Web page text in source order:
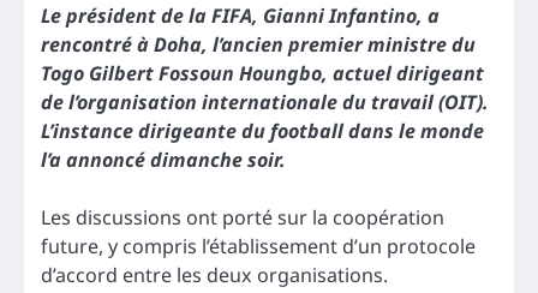
Le président de la FIFA, Gianni Infantino, a
rencontré à Doha, l’ancien premier ministre du
Togo Gilbert Fossoun Houngbo, actuel dirigeant
de l’organisation internationale du travail (OIT).
L’instance dirigeante du football dans le monde
l’a annoncé dimanche soir.
Les discussions ont porté sur la coopération
future, y compris l’établissement d’un protocole
d’accord entre les deux organisations.